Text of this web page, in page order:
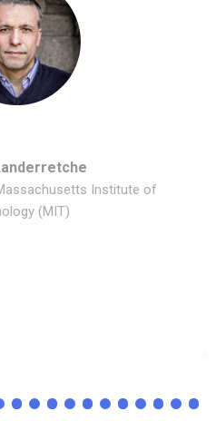
Institute of
(MIT)